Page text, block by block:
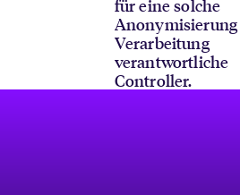
für eine solche
Anonymisierung
Verarbeitung
verantwortliche
Controller.